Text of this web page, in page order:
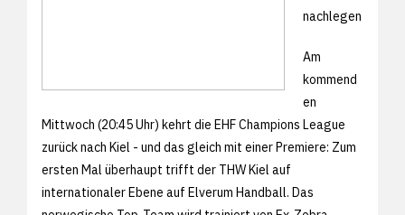
nachlegen
Am
kommend
en
Mittwoch (20:45 Uhr) kehrt die EHF Champions League
zurück nach Kiel - und das gleich mit einer Premiere: Zum
ersten Mal überhaupt trifft der THW Kiel auf
internationaler Ebene auf Elverum Handball. Das